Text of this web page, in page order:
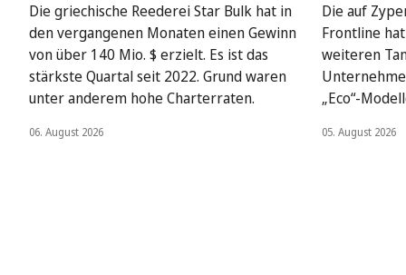
Die griechische Reederei Star Bulk hat in
den vergangenen Monaten einen Gewinn
von über 140 Mio. $ erzielt. Es ist das
stärkste Quartal seit 2022. Grund waren
unter anderem hohe Charterraten.
06. August 2026
Die auf
Frontline
weiteren
„Eco“-
05. August 2026